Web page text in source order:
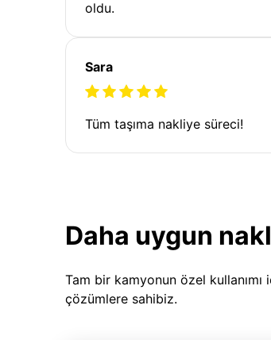
oldu.
Sara
Tüm taşıma nakliye süreci!
Daha uygun
Tam bir kamyonun özel
çözümlere sahibiz.